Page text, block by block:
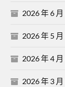
2026 年 6 月
2026 年 5 月
2026 年 4 月
2026 年 3 月